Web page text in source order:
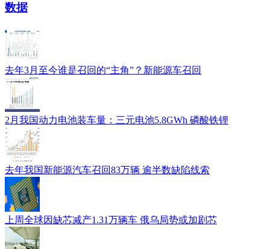
数据
去年3月至今谁是召回的“主角”？新能源车召回
2月我国动力电池装车量：三元电池5.8GWh 磷酸铁锂
去年我国新能源汽车召回83万辆 逾半数缺陷线索
上周全球因缺芯减产1.31万辆车 俄乌局势或加剧芯